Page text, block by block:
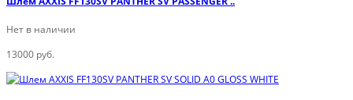
Нет в наличии
13000 руб.